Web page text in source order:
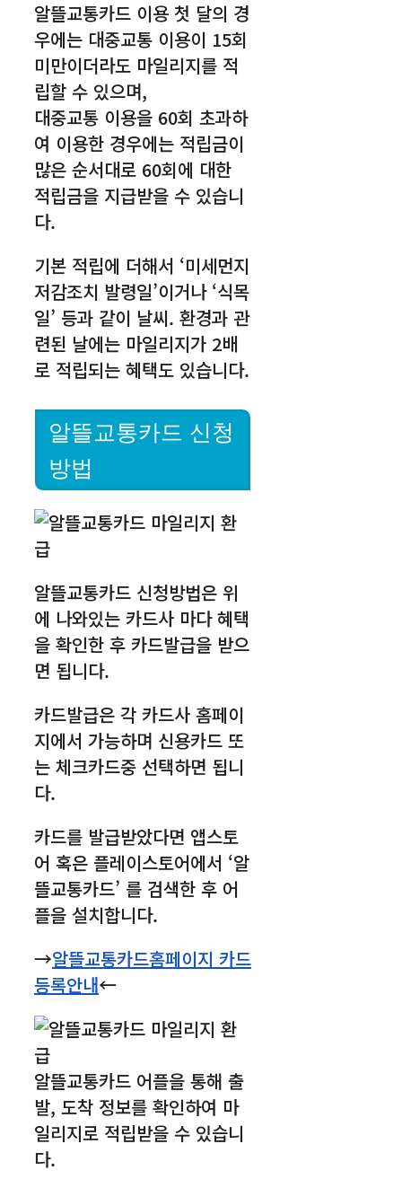
알뜰교통카드 이용 첫 달의 경
우에는 대중교통 이용이 15회
미만이더라도 마일리지를 적
립할 수 있으며,
대중교통 이용을 60회 초과하
여 이용한 경우에는 적립금이
많은 순서대로 60회에 대한
적립금을 지급받을 수 있습니
다.
기본 적립에 더해서 ‘미세먼지
저감조치 발령일’이거나 ‘식목
일’ 등과 같이 날씨. 환경과 관
련된 날에는 마일리지가 2배
로 적립되는 혜택도 있습니다.
알뜰교통카드 신청
방법
알뜰교통카드 신청방법은 위
에 나와있는 카드사 마다 혜택
을 확인한 후 카드발급을 받으
면 됩니다.
카드발급은 각 카드사 홈페이
지에서 가능하며 신용카드 또
는 체크카드중 선택하면 됩니
다.
카드를 발급받았다면 앱스토
어 혹은 플레이스토어에서 ‘알
뜰교통카드’ 를 검색한 후 어
플을 설치합니다.
→알뜰교통카드홈페이지 카드
등록안내←
알뜰교통카드 어플을 통해 출
발, 도착 정보를 확인하여 마
일리지로 적립받을 수 있습니
다.